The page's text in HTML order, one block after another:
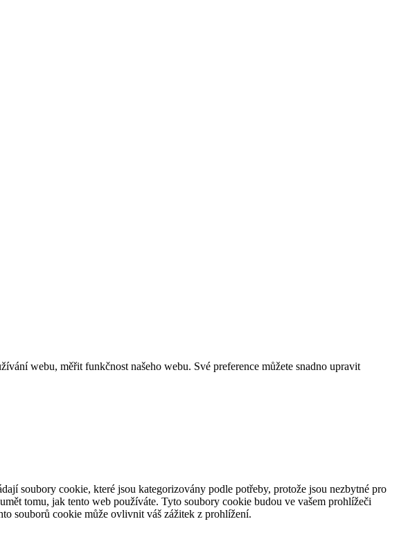
webu, měřit funkčnost našeho webu. Své preference můžete snadno upravit
soubory cookie, které jsou kategorizovány podle potřeby, protože jsou nezbytné pro
tomu, jak tento web používáte. Tyto soubory cookie budou ve vašem prohlížeči
souborů cookie může ovlivnit váš zážitek z prohlížení.